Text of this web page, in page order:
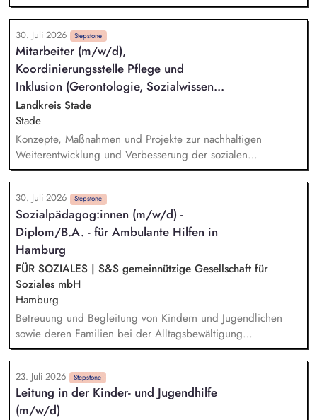
Wohngruppe ein sicheres Zuhause. Einzel- und
Gruppenaktivitäten aber auch Ausflüge werden von Ihnen
mitgeplant, organisiert und auch durchgeführt. Bei der
Hilfeplanung wirken Sie mit und arbeiten eng mit
Fallzuständigen und Fachkräften der Jugendämter sowie
weiteren in den Entwicklungsprozess einbezogenen Personen
zusammen. Sie führen Kennenlerngespräche und beteiligen
sich aktiv am Aufnahmeprozess.
30. Juli 2026 Stepstone
Mitarbeiter (m/w/d),
Koordinierungsstelle Pflege und
Inklusion (Gerontologie, Sozialwissen...
Landkreis Stade
Stade
Konzepte, Maßnahmen und Projekte zur nachhaltigen
Weiterentwicklung und Verbesserung der sozialen
Infrastruktur und Lebensqualität für ältere und
pflegebedürftige Menschen sowie zum Aus- und Aufbau von
sozialräumlichen inklusiven Unterstützungsstrukturen für
Menschen mit Behinderung im Landkreis Stade planen,
erstellen, umsetzen, steuern, evaluieren und fortschreiben.
Bei der Erstellung und regelmäßigen Fortschreibung von
örtlichen Pflegeberichten und Inklusionsberichten mitwirken.
Örtliche Pflegekonferenzen und Inklusionskonferenzen
durchführen sowie den Beirat für Inklusion und Teilhabe
unterstützen.
30. Juli 2026 Stepstone
Sozialpädagog:innen (m/w/d) -
Diplom/B.A. - für Ambulante Hilfen in
Hamburg
FÜR SOZIALES | S&S gemeinnützige Gesellschaft für
Soziales mbH
Hamburg
Betreuung und Begleitung von Kindern und Jugendlichen
sowie deren Familien bei der Alltagsbewältigung
Ausgestaltung von Hilfeprozessen und Hilfeplanung
Ressourcenorientierte Situationserfassung und -beschreibung
sowie Dokumentation und Berichtswesen Zusammenarbeit mit
dem Jugendamt und im Sozialraum
23. Juli 2026 Stepstone
Leitung in der Kinder- und Jugendhilfe
(m/w/d)